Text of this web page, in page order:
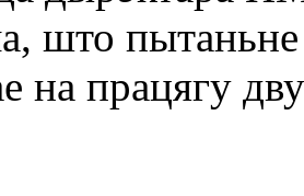
што
на працягу